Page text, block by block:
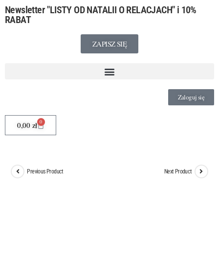
Newsletter"LISTY OD NATALII O RELACJACH"i 10%
RABAT
ZAPISZ SIĘ
Zaloguj się
0,00 zł 0
Previous Product Next Product